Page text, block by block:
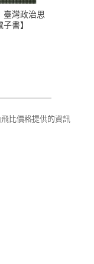
息)
臺灣政治思
書】
比價格提供的資訊